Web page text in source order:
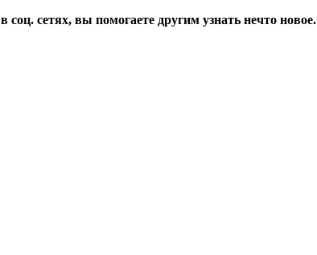
сетях, вы помогаете другим узнать нечто новое.